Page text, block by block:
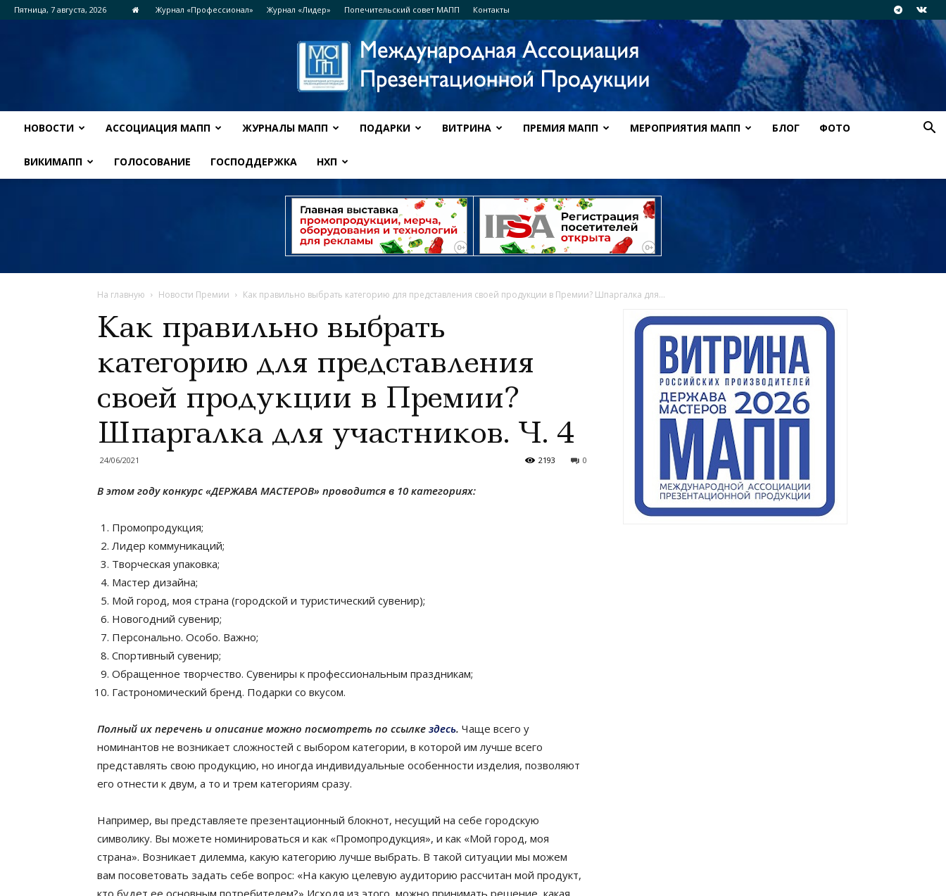
Пятница, 7 августа, 2026 Журнал «Профессионал» Журнал «Лидер» Попечительский совет МАПП Контакты
НОВОСТИ АССОЦИАЦИЯ МАПП ЖУРНАЛЫ МАПП ПОДАРКИ ВИТРИНА ПРЕМИЯ МАПП МЕРОПРИЯТИЯ МАПП БЛОГ ФОТО
ВИКИМАПП ГОЛОСОВАНИЕ ГОСПОДДЕРЖКА НХП
На главную Новости Премии Как правильно выбрать категорию для представления своей продукции в Премии? Шпаргалка для...
Как правильно выбрать
категорию для представления
своей продукции в Премии?
Шпаргалка для участников. Ч. 4
24/06/2021 0
2193
В этом году конкурс «ДЕРЖАВА МАСТЕРОВ» проводится в 10 категориях:
Промопродукция;
Лидер коммуникаций;
Творческая упаковка;
Мастер дизайна;
Мой город, моя страна (городской и туристический сувенир);
Новогодний сувенир;
Персонально. Особо. Важно;
Спортивный сувенир;
Обращенное творчество. Сувениры к профессиональным праздникам;
Гастрономический бренд. Подарки со вкусом.
Полный их перечень и описание можно посмотреть по ссылке здесь. Чаще всего у
номинантов не возникает сложностей с выбором категории, в которой им лучше всего
представлять свою продукцию, но иногда индивидуальные особенности изделия, позволяют
его отнести к двум, а то и трем категориям сразу.
Например, вы представляете презентационный блокнот, несущий на себе городскую
символику. Вы можете номинироваться и как «Промопродукция», и как «Мой город, моя
страна». Возникает дилемма, какую категорию лучше выбрать. В такой ситуации мы можем
вам посоветовать задать себе вопрос: «На какую целевую аудиторию рассчитан мой продукт,
кто будет ее основным потребителем?» Исходя из этого, можно принимать решение, какая